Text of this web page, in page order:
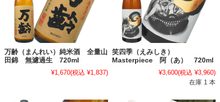
万齢（まんれい）純米酒 全量山
田錦 無濾過生 720ml
¥1,670(税込 ¥1,837)
笑四季（えみしき）
Masterpiece 阿（あ） 720ml
¥3,600(税込 ¥3,960)
在庫 1 本